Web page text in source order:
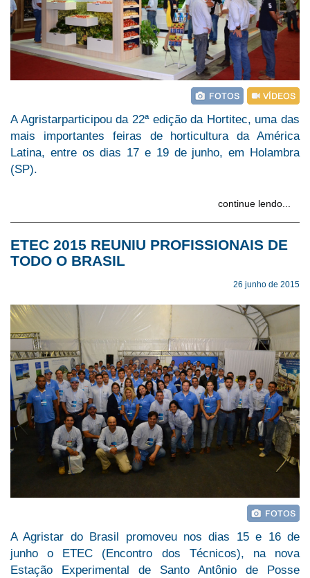
A Agristarparticipou da 22ª edição da Hortitec, uma das
mais importantes feiras de horticultura da América
Latina, entre os dias 17 e 19 de junho, em Holambra
(SP).
continue lendo...
ETEC 2015 REUNIU PROFISSIONAIS DE
TODO O BRASIL
26 junho de 2015
A Agristar do Brasil promoveu nos dias 15 e 16 de
junho o ETEC (Encontro dos Técnicos), na nova
Estação Experimental de Santo Antônio de Posse